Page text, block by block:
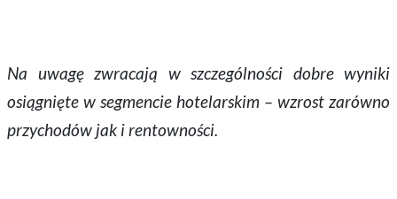
Na uwagę zwracają w szczególności dobre wyniki
osiągnięte w segmencie hotelarskim – wzrost zarówno
przychodów jak i rentowności.